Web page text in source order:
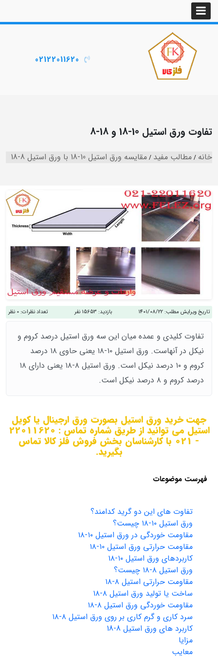
02122011620
تفاوت ورق استیل 10-18 و 18-8
خانه مطالب مفید مقایسه ورق استیل 10-18 با ورق استیل 8-18
تاریخ ویرایش مطلب: 1401/08/22 بازدید: 15653 نفر تعداد نظرات: 0 نظر
تفاوت کلیدی و عمده میان این سه ورق استیل درصد کروم و
نیکل در آنهاست. ورق استیل ۱۰-۱۸ یعنی حاوی ۱۸ درصد
کروم و ۱۰ درصد نیکل است. ورق استیل ۸-۱۸ یعنی دارای ۱۸
درصد کروم و ۸ درصد نیکل است.
جهت خرید ورق استیل بصورت ورق ارجینال یا کویل
استیل می توانید از طریق شماره تماس : 22011620
- 021 با کارشناسان بخش فروش فلز کالا تماس
بگیرید.
فهرست موضوعات
تفاوت های این دو گرید کدامند؟
ورق استیل ۱۰-۱۸ چیست؟
مقاومت خوردگی در ورق استیل ۱۰-۱۸
مقاومت حرارتی ورق استیل ۱۰-۱۸
کاربردهای ورق استیل ۱۰-۱۸
ورق استیل ۸-۱۸ چیست؟
مقاومت حرارتی استیل ۸-۱۸
ساخت یا تولید ورق استیل ۸-۱۸
مقاومت خوردگی ورق استیل ۸-۱۸
سرد کاری و گرم کاری بر روی ورق استیل ۸-۱۸
کاربرد های ورق استیل 8-18
مزایا
معایب